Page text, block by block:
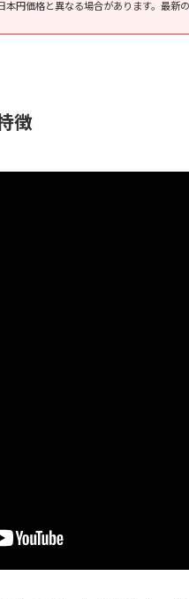
円価格と異なる場合があります。最新
徴